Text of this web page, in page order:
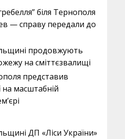
біля Тернополя
— справу передали до
продовжують
на сміттєзвалищі
представив
на масштабній
ДП «Ліси України»